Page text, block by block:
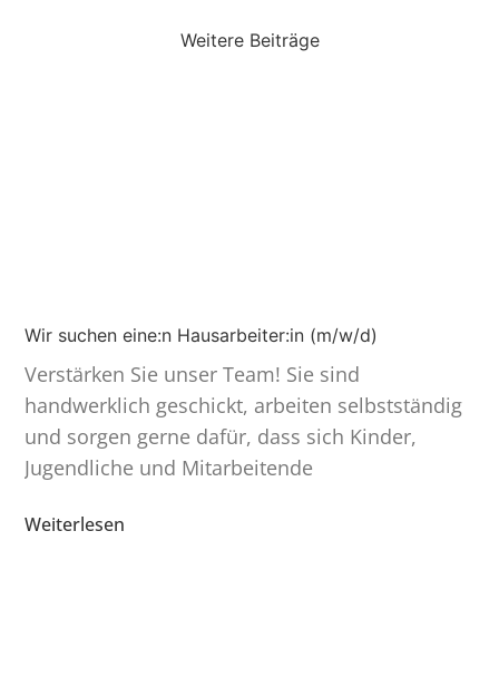
Weitere Beiträge
Wir suchen eine:n Hausarbeiter:in (m/w/d)
Verstärken Sie unser Team! Sie sind
handwerklich geschickt, arbeiten selbst­ständig
und sorgen gerne dafür, dass sich Kinder,
Jugend­liche und Mitar­bei­tende
Weiterlesen